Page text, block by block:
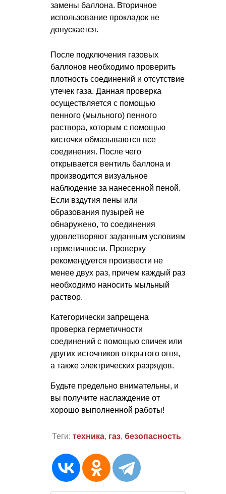
замены баллона. Вторичное
использование прокладок не
допускается.
После подключения газовых
баллонов необходимо проверить
плотность соединений и отсутствие
утечек газа. Данная проверка
осуществляется с помощью
пенного (мыльного) пенного
раствора, которым с помощью
кисточки обмазываются все
соединения. После чего
открывается вентиль баллона и
производится визуальное
наблюдение за нанесенной пеной.
Если вздутия пены или
образования пузырей не
обнаружено, то соединения
удовлетворяют заданным условиям
герметичности. Проверку
рекомендуется произвести не
менее двух раз, причем каждый раз
необходимо наносить мыльный
раствор.
Категорически запрещена
проверка герметичности
соединений с помощью спичек или
других источников открытого огня,
а также электрических разрядов.
Будьте предельно внимательны, и
вы получите наслаждение от
хорошо выполненной работы!
Теги: техника, газ, безопасность